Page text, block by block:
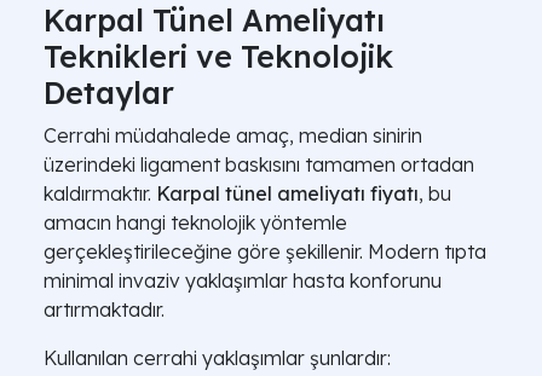
Karpal Tünel Ameliyatı
Teknikleri ve Teknolojik
Detaylar
Cerrahi müdahalede amaç, median sinirin
üzerindeki ligament baskısını tamamen ortadan
kaldırmaktır. Karpal tünel ameliyatı fiyatı, bu
amacın hangi teknolojik yöntemle
gerçekleştirileceğine göre şekillenir. Modern tıpta
minimal invaziv yaklaşımlar hasta konforunu
artırmaktadır.
Kullanılan cerrahi yaklaşımlar şunlardır: